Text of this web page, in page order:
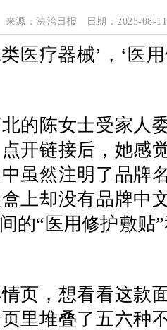
源：法治日报 日期：2025-08-11
医疗器械’，‘医
陈女士受家人
开链接后，她感
虽然注明了品牌
上却没有品牌中
的“医用修护敷贴
，想看看这款
里堆叠了五六种